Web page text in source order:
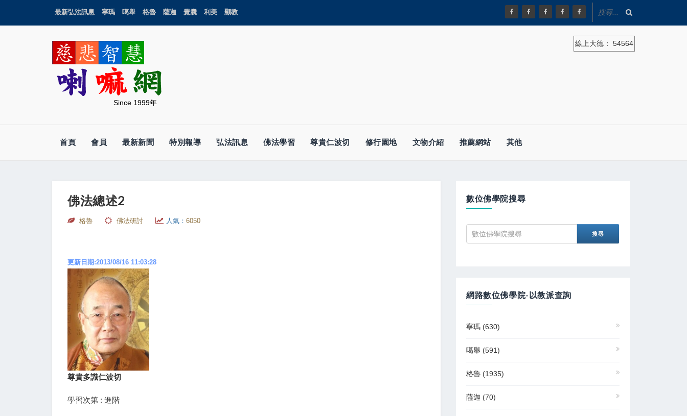
最新弘法訊息 寧瑪 噶舉 格魯 薩迦 覺囊 利美 顯教
Since 1999年
線上大德： 54564
首頁 會員 最新新聞 特別報導 弘法訊息 佛法學習 尊貴仁波切 修行園地 文物介紹 推薦網站 其他
佛法總述2
格魯 佛法研討 人氣： 6050
更新日期:2013/08/16 11:03:28
尊貴多識仁波切
學習次第 : 進階
數位佛學院搜尋
網路數位佛學院-以教派查詢
寧瑪 (630)
噶舉 (591)
格魯 (1935)
薩迦 (70)